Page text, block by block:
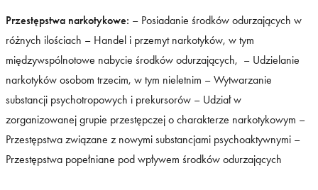
Przestępstwa narkotykowe: – Posiadanie środków odurzających w
różnych ilościach – Handel i przemyt narkotyków, w tym
międzywspólnotowe nabycie środków odurzających, – Udzielanie
narkotyków osobom trzecim, w tym nieletnim – Wytwarzanie
substancji psychotropowych i prekursorów – Udział w
zorganizowanej grupie przestępczej o charakterze narkotykowym –
Przestępstwa związane z nowymi substancjami psychoaktywnymi –
Przestępstwa popełniane pod wpływem środków odurzających